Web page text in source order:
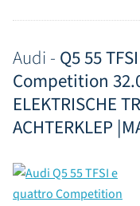
Audi - Q5 55
Competition
ELEKTRISCHE
ACHTERKLEP